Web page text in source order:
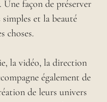
façon de préserver
et la beauté
choses.
la vidéo, la direction
également de
de leurs univers